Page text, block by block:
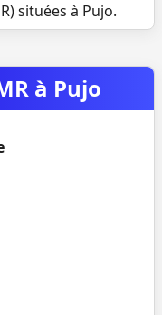
situées à Pujo.
à Pujo